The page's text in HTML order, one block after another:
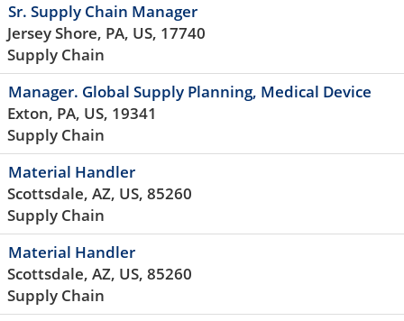
Sr. Supply Chain Manager
Jersey Shore, PA, US, 17740
Supply Chain
Manager. Global Supply Planning, Medical Device
Exton, PA, US, 19341
Supply Chain
Material Handler
Scottsdale, AZ, US, 85260
Supply Chain
Material Handler
Scottsdale, AZ, US, 85260
Supply Chain